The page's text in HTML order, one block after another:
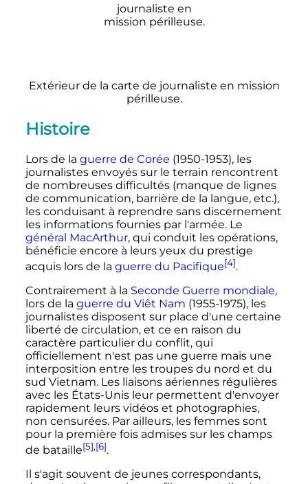
Extérieur de la carte de journaliste en mission
périlleuse.
Histoire
Lors de la guerre de Corée (1950-1953), les
journalistes envoyés sur le terrain rencontrent
de nombreuses difficultés (manque de lignes
de communication, barrière de la langue, etc.),
les conduisant à reprendre sans discernement
les informations fournies par l'armée. Le
général MacArthur, qui conduit les opérations,
bénéficie encore à leurs yeux du prestige
acquis lors de la guerre du Pacifique[4].
Contrairement à la Seconde Guerre mondiale,
lors de la guerre du Viêt Nam (1955-1975), les
journalistes disposent sur place d'une certaine
liberté de circulation, et ce en raison du
caractère particulier du conflit, qui
officiellement n'est pas une guerre mais une
interposition entre les troupes du nord et du
sud Vietnam. Les liaisons aériennes régulières
avec les États-Unis leur permettent d'envoyer
rapidement leurs vidéos et photographies,
non censurées. Par ailleurs, les femmes sont
pour la première fois admises sur les champs
de bataille[5],[6].
Il s'agit souvent de jeunes correspondants,